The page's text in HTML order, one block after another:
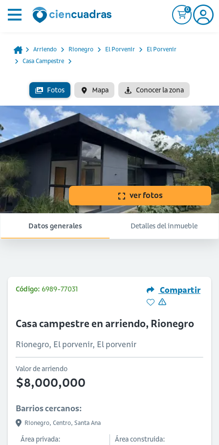
0
Arriendo Rionegro El Porvenir
El Porvenir
Casa Campestre
Fotos Mapa Conocer la zona
ver fotos
Datos generales Detalles del inmueble
Código: 6989-77031 Compartir
Casa campestre en arriendo, Rionegro
Rionegro, El porvenir, El porvenir
Valor de arriendo
$8,000,000
Barrios cercanos:
Rionegro, Centro, Santa Ana
Área privada: Área construida: